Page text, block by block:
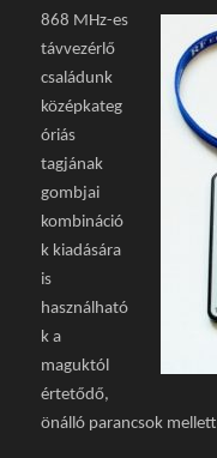
868 MHz-es
távvezérlő
családunk
középkateg
óriás
tagjának
gombjai
kombináció
k kiadására
is
használható
k a
maguktól
értetődő,
önálló parancsok